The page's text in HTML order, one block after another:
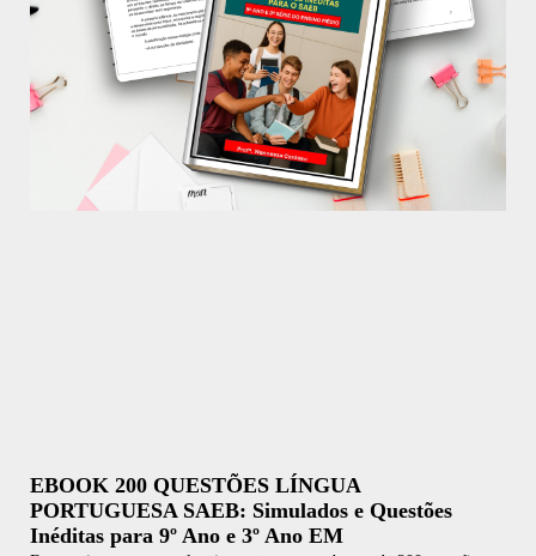
EBOOK 200 QUESTÕES LÍNGUA
PORTUGUESA SAEB: Simulados e Questões
Inéditas para 9º Ano e 3º Ano EM